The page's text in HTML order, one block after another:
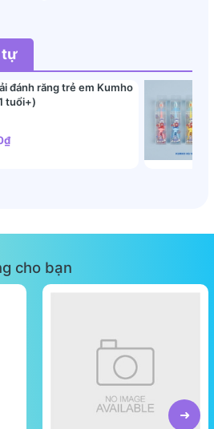
tự
đánh răng trẻ em Kumho
tuổi+)
cho bạn